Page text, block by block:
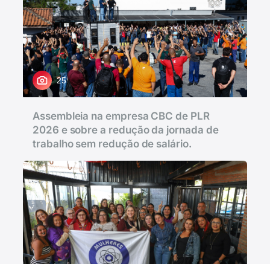
25
Assembleia na empresa CBC de PLR
2026 e sobre a redução da jornada de
trabalho sem redução de salário.